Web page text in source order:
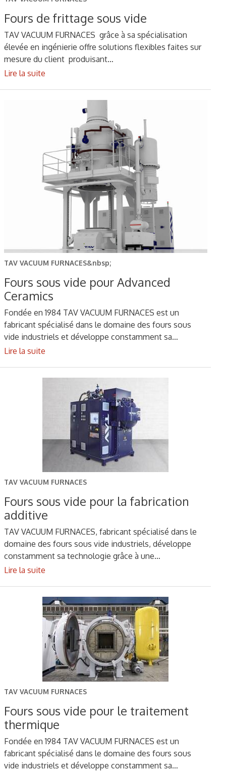
Fours de frittage sous vide
TAV VACUUM FURNACES grâce à sa spécialisation
élevée en ingénierie offre solutions flexibles faites sur
mesure du client produisant…
Lire la suite
TAV VACUUM FURNACES&nbsp;
Fours sous vide pour Advanced
Ceramics
Fondée en 1984 TAV VACUUM FURNACES est un
fabricant spécialisé dans le domaine des fours sous
vide industriels et développe constamment sa…
Lire la suite
TAV VACUUM FURNACES
Fours sous vide pour la fabrication
additive
TAV VACUUM FURNACES, fabricant spécialisé dans le
domaine des fours sous vide industriels, développe
constamment sa technologie grâce à une…
Lire la suite
TAV VACUUM FURNACES
Fours sous vide pour le traitement
thermique
Fondée en 1984 TAV VACUUM FURNACES est un
fabricant spécialisé dans le domaine des fours sous
vide industriels et développe constamment sa…